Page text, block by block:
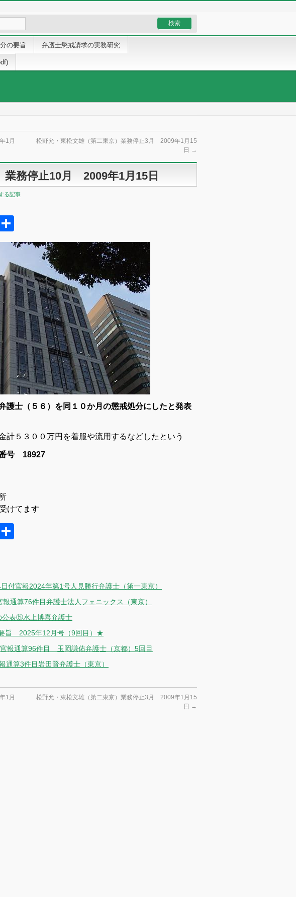
の要旨 弁護士懲戒請求の実務研究
1月
松野允・東松文雄（第二東京）業務停止3月 2009年1月15
日 →
業務停止10月 2009年1月15日
る記事
Line
有
護士（５６）を同１０か月の懲戒処分にしたと発表
計５３００万円を着服や流用するなどしたという
号 18927
けてます
Line
付官報2024年第1号人見勝行弁護士（第一東京）
通算76件目弁護士法人フェニックス（東京）
公表⑤水上博喜弁護士
旨 2025年12月号（9回目）★
報通算96件目 玉岡謙佑弁護士（京都）5回目
通算3件目岩田賢弁護士（東京）
1月
松野允・東松文雄（第二東京）業務停止3月 2009年1月15
日 →